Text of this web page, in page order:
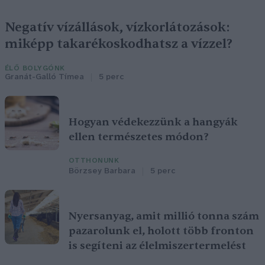
Negatív vízállások, vízkorlátozások:
miképp takarékoskodhatsz a vízzel?
ÉLŐ BOLYGÓNK
Granát-Galló Tímea 5 perc
Hogyan védekezzünk a hangyák
ellen természetes módon?
OTTHONUNK
Börzsey Barbara 5 perc
Nyersanyag, amit millió tonna szám
pazarolunk el, holott több fronton
is segíteni az élelmiszertermelést